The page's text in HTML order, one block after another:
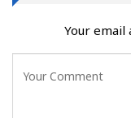
Your email